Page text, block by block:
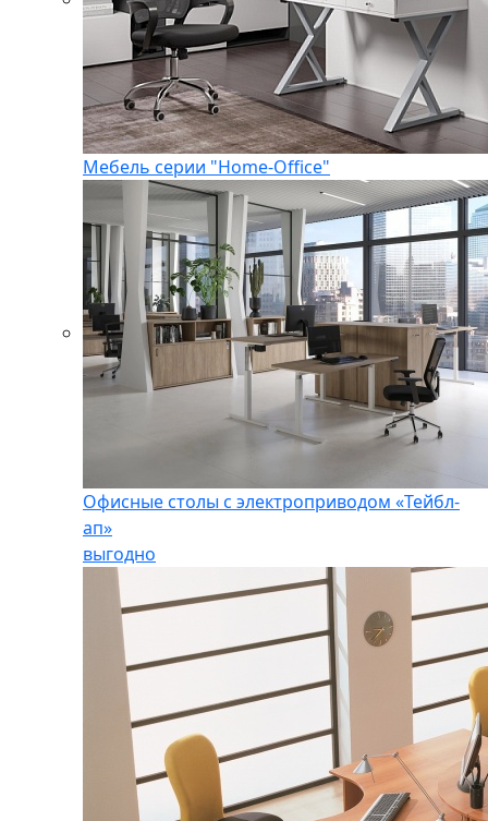
Мебель серии "Home-Office"
Офисные столы с электроприводом «Тейбл-
ап»
выгодно